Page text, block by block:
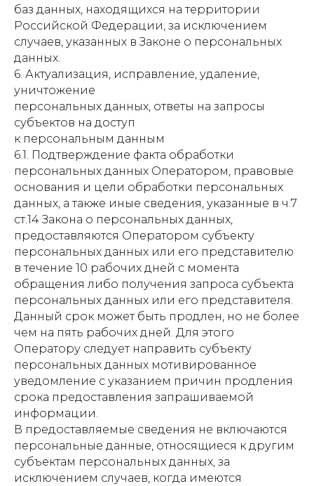
баз данных, находящихся на территории
Российской Федерации, за исключением
случаев, указанных в Законе о персональных
данных.
6. Актуализация, исправление, удаление,
уничтожение
персональных данных, ответы на запросы
субъектов на доступ
к персональным данным
6.1. Подтверждение факта обработки
персональных данных Оператором, правовые
основания и цели обработки персональных
данных, а также иные сведения, указанные в ч.7
ст.14 Закона о персональных данных,
предоставляются Оператором субъекту
персональных данных или его представителю
в течение 10 рабочих дней с момента
обращения либо получения запроса субъекта
персональных данных или его представителя.
Данный срок может быть продлен, но не более
чем на пять рабочих дней. Для этого
Оператору следует направить субъекту
персональных данных мотивированное
уведомление с указанием причин продления
срока предоставления запрашиваемой
информации.
В предоставляемые сведения не включаются
персональные данные, относящиеся к другим
субъектам персональных данных, за
исключением случаев, когда имеются